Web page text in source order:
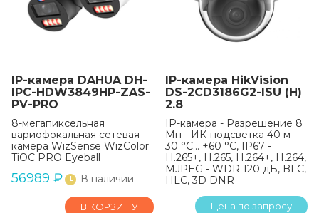
IP-камера DAHUA DH-
IPC-HDW3849HP-ZAS-
PV-PRO
8-мегапиксельная
вариофокальная сетевая
камера WizSense WizColor
TiOC PRO Eyeball
56989 ₽ В наличии
В КОРЗИНУ
IP-камера HikVision
DS-2CD3186G2-ISU (H)
2.8
IP-камера - Разрешение 8
Мп - ИК-подсветка 40 м - –
30 °C… +60 °C, IP67 -
H.265+, H.265, H.264+, H.264,
MJPEG - WDR 120 дБ, BLC,
HLC, 3D DNR
Цена по запросу